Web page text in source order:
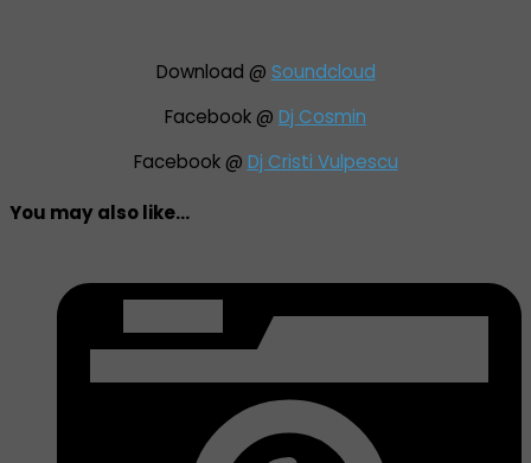
Download @ Soundcloud
Facebook @ Dj Cosmin
Facebook @ Dj Cristi Vulpescu
You may also like...